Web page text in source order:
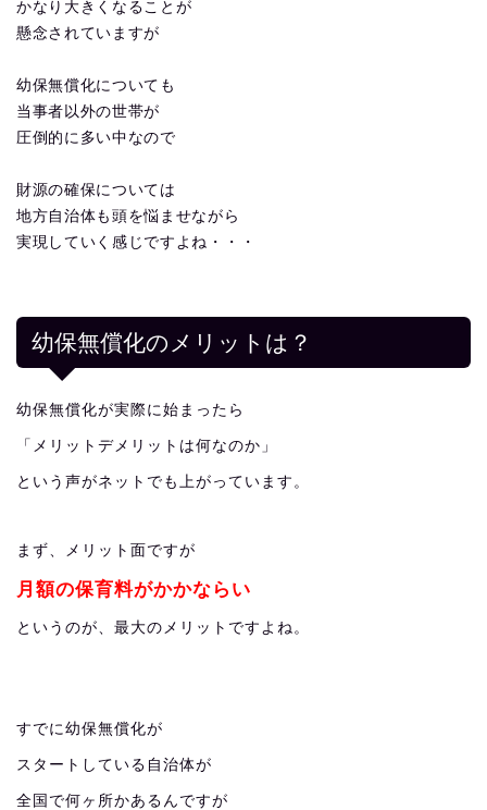
かなり大きくなることが
懸念されていますが
幼保無償化についても
当事者以外の世帯が
圧倒的に多い中なので
財源の確保については
地方自治体も頭を悩ませながら
実現していく感じですよね・・・
幼保無償化のメリットは？
幼保無償化が実際に始まったら
「メリットデメリットは何なのか」
という声がネットでも上がっています。
まず、メリット面ですが
月額の保育料がかかならい
というのが、最大のメリットですよね。
すでに幼保無償化が
スタートしている自治体が
全国で何ヶ所かあるんですが